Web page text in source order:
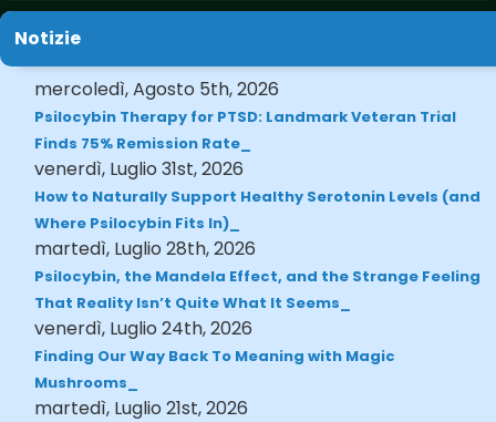
Notizie
mercoledì, Agosto 5th, 2026
Psilocybin Therapy for PTSD: Landmark Veteran Trial
Finds 75% Remission Rate
venerdì, Luglio 31st, 2026
How to Naturally Support Healthy Serotonin Levels (and
Where Psilocybin Fits In)
martedì, Luglio 28th, 2026
Psilocybin, the Mandela Effect, and the Strange Feeling
That Reality Isn’t Quite What It Seems
venerdì, Luglio 24th, 2026
Finding Our Way Back To Meaning with Magic
Mushrooms
martedì, Luglio 21st, 2026